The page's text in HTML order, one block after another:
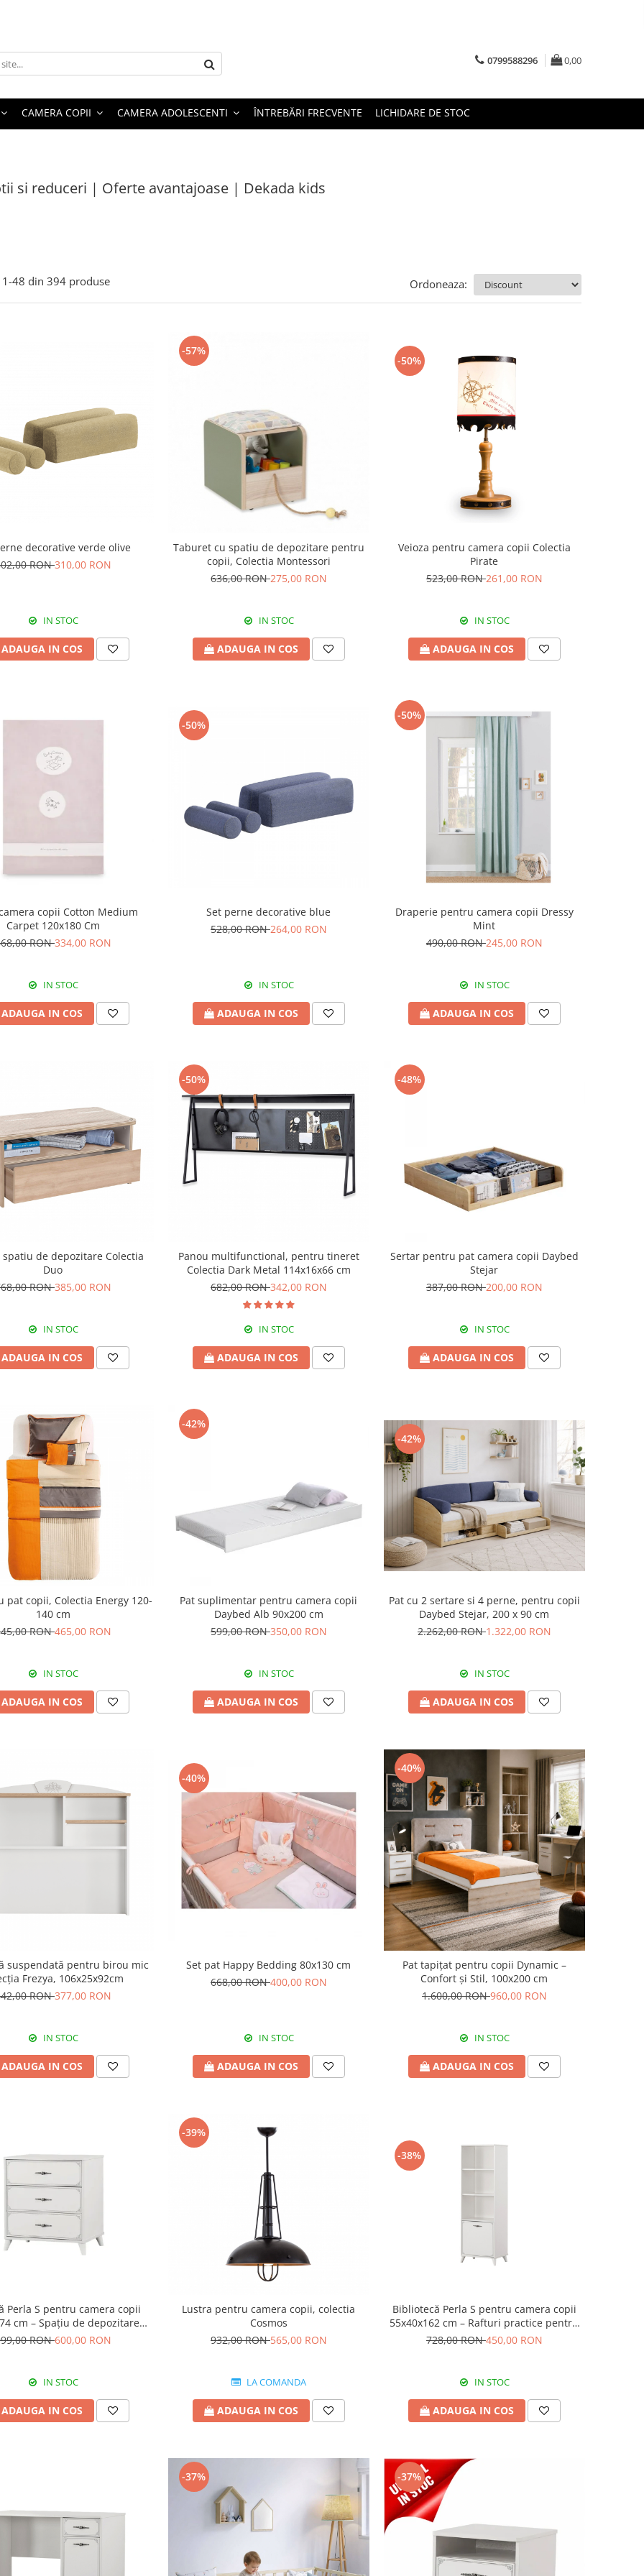
0799588296 0,00
CAMERA COPII CAMERA ADOLESCENTI ÎNTREBĂRI FRECVENTE LICHIDARE DE STOC
si reduceri | Oferte avantajoase | Dekada kids
1-48 din 394 produse Ordoneaza:
decorative verde olive
RON310,00 RON
IN STOC
ADAUGA IN COS
-57%
Taburet cu spatiu de depozitare pentru
copii, Colectia Montessori
636,00 RON275,00 RON
IN STOC
ADAUGA IN COS
-50%
Veioza pentru camera copii Colectia
Pirate
523,00 RON261,00 RON
IN STOC
ADAUGA IN COS
copii Cotton Medium
Carpet 120x180 Cm
RON334,00 RON
IN STOC
ADAUGA IN COS
-50%
Set perne decorative blue
528,00 RON264,00 RON
IN STOC
ADAUGA IN COS
-50%
Draperie pentru camera copii Dressy
Mint
490,00 RON245,00 RON
IN STOC
ADAUGA IN COS
spatiu de depozitare Colectia
Duo
RON385,00 RON
IN STOC
ADAUGA IN COS
-50%
Panou multifunctional, pentru tineret
Colectia Dark Metal 114x16x66 cm
682,00 RON342,00 RON
IN STOC
ADAUGA IN COS
-48%
Sertar pentru pat camera copii Daybed
Stejar
387,00 RON200,00 RON
IN STOC
ADAUGA IN COS
pat copii, Colectia Energy 120-
140 cm
RON465,00 RON
IN STOC
ADAUGA IN COS
-42%
Pat suplimentar pentru camera copii
Daybed Alb 90x200 cm
599,00 RON350,00 RON
IN STOC
ADAUGA IN COS
-42%
Pat cu 2 sertare si 4 perne, pentru copii
Daybed Stejar, 200 x 90 cm
2.262,00 RON1.322,00 RON
IN STOC
ADAUGA IN COS
suspendată pentru birou mic
Frezya, 106x25x92cm
RON377,00 RON
IN STOC
ADAUGA IN COS
-40%
Set pat Happy Bedding 80x130 cm
668,00 RON400,00 RON
IN STOC
ADAUGA IN COS
-40%
Pat tapițat pentru copii Dynamic –
Confort și Stil, 100x200 cm
1.600,00 RON960,00 RON
IN STOC
ADAUGA IN COS
Perla S pentru camera copii
cm – Spațiu de depozitare
elegant
RON600,00 RON
IN STOC
ADAUGA IN COS
-39%
Lustra pentru camera copii, colectia
Cosmos
932,00 RON565,00 RON
LA COMANDA
ADAUGA IN COS
-38%
Bibliotecă Perla S pentru camera copii
55x40x162 cm – Rafturi practice pentru
cărți și decor
728,00 RON450,00 RON
IN STOC
ADAUGA IN COS
-37% -37%